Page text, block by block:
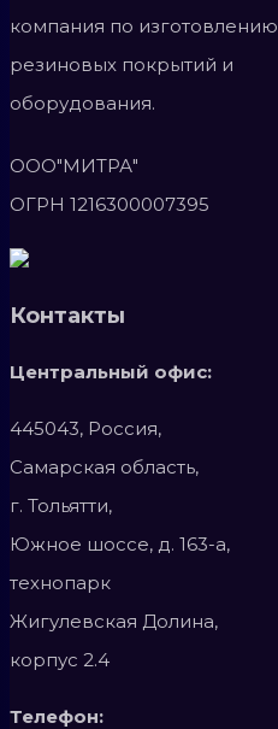
компания по изготовлению
резиновых покрытий и
оборудования.
ООО"МИТРА"
ОГРН 1216300007395
Контакты
Центральный офис:
445043, Россия,
Самарская область,
г. Тольятти,
Южное шоссе, д. 163-а,
технопарк
Жигулевская Долина,
корпус 2.4
Телефон: